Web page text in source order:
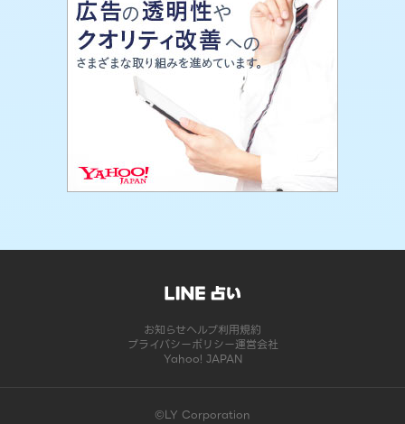
お知らせヘルプ利用規約
プライバシーポリシー運営会社
Yahoo! JAPAN
©LY Corporation